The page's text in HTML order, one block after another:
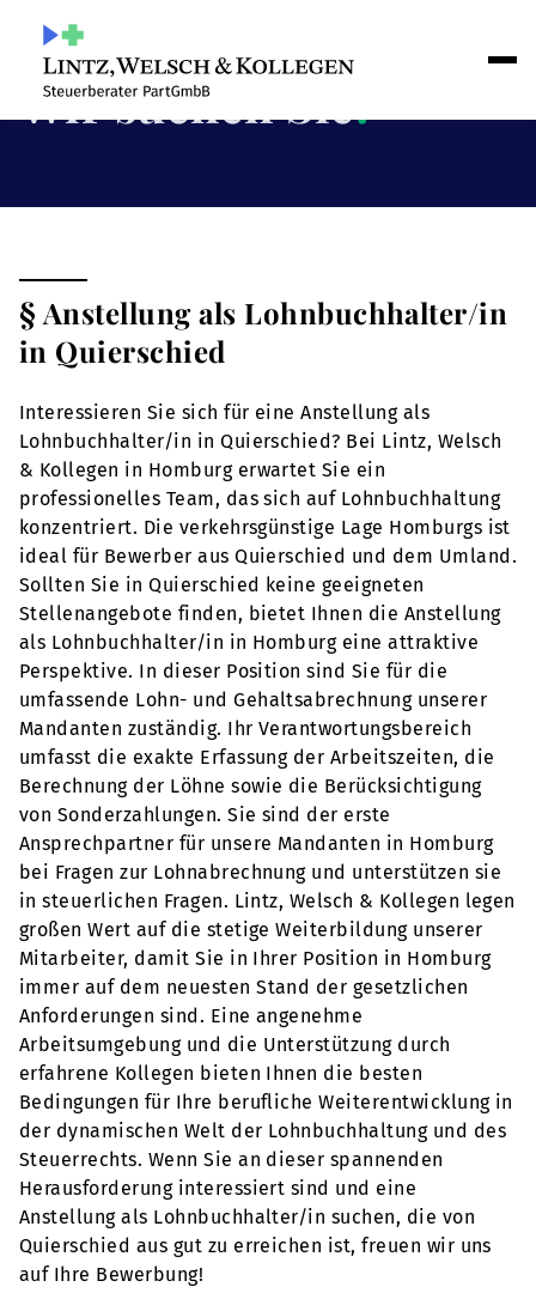
Wir suchen Sie!
§ Anstellung als Lohnbuchhalter/in
in Quierschied
Interessieren Sie sich für eine Anstellung als
Lohnbuchhalter/in in Quierschied? Bei Lintz, Welsch
& Kollegen in Homburg erwartet Sie ein
professionelles Team, das sich auf Lohnbuchhaltung
konzentriert. Die verkehrsgünstige Lage Homburgs ist
ideal für Bewerber aus Quierschied und dem Umland.
Sollten Sie in Quierschied keine geeigneten
Stellenangebote finden, bietet Ihnen die Anstellung
als Lohnbuchhalter/in in Homburg eine attraktive
Perspektive. In dieser Position sind Sie für die
umfassende Lohn- und Gehaltsabrechnung unserer
Mandanten zuständig. Ihr Verantwortungsbereich
umfasst die exakte Erfassung der Arbeitszeiten, die
Berechnung der Löhne sowie die Berücksichtigung
von Sonderzahlungen. Sie sind der erste
Ansprechpartner für unsere Mandanten in Homburg
bei Fragen zur Lohnabrechnung und unterstützen sie
in steuerlichen Fragen. Lintz, Welsch & Kollegen legen
großen Wert auf die stetige Weiterbildung unserer
Mitarbeiter, damit Sie in Ihrer Position in Homburg
immer auf dem neuesten Stand der gesetzlichen
Anforderungen sind. Eine angenehme
Arbeitsumgebung und die Unterstützung durch
erfahrene Kollegen bieten Ihnen die besten
Bedingungen für Ihre berufliche Weiterentwicklung in
der dynamischen Welt der Lohnbuchhaltung und des
Steuerrechts. Wenn Sie an dieser spannenden
Herausforderung interessiert sind und eine
Anstellung als Lohnbuchhalter/in suchen, die von
Quierschied aus gut zu erreichen ist, freuen wir uns
auf Ihre Bewerbung!